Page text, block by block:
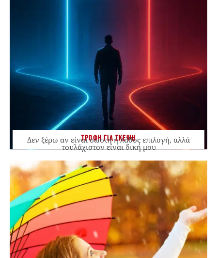
ΤΡΟΦΗ ΓΙΑ ΣΚΕΨΗ
Δεν ξέρω αν είναι σωστή ή λάθος επιλογή, αλλά
τουλάχιστον είναι δική μου